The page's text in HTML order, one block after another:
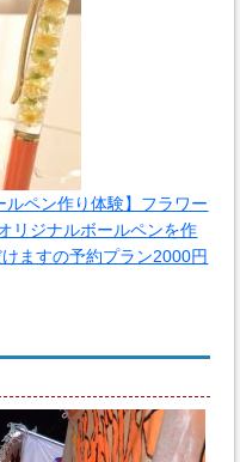
ルペン作り体験】フラワー
リジナルボールペンを作
ますの予約プラン2000円